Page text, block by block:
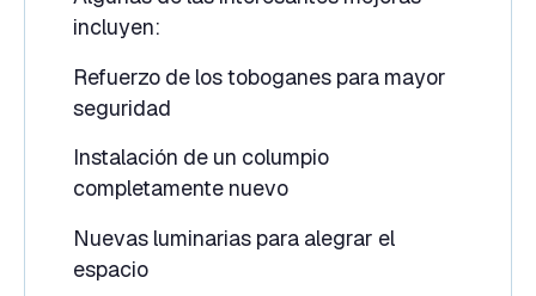
incluyen:
Refuerzo de los toboganes para mayor
seguridad
Instalación de un columpio
completamente nuevo
Nuevas luminarias para alegrar el
espacio